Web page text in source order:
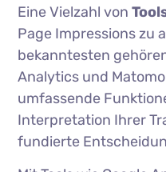
Eine Vielzahl von
Page Impressions zu
bekanntesten
Analytics und
umfassende
Interpretation Ihrer
fundierte